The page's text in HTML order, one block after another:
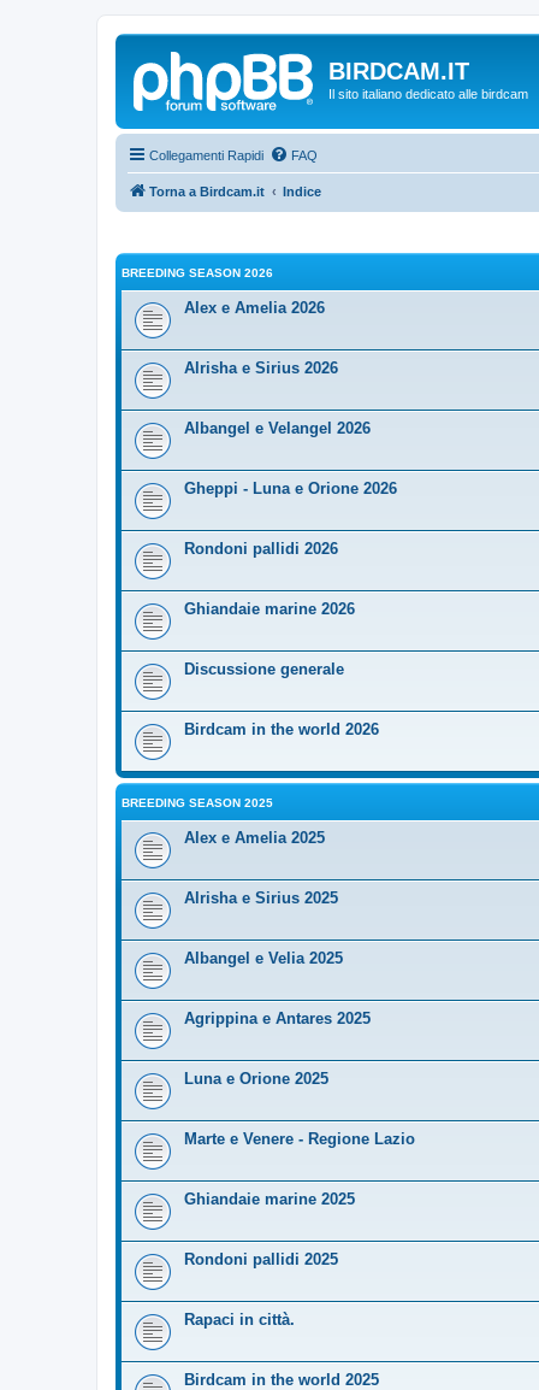
BIRDCAM.IT
Il sito italiano dedicato alle birdcam
Collegamenti Rapidi FAQ
Torna a Birdcam.it Indice
BREEDING SEASON 2026
Alex e Amelia 2026
Alrisha e Sirius 2026
Albangel e Velangel 2026
Gheppi - Luna e Orione 2026
Rondoni pallidi 2026
Ghiandaie marine 2026
Discussione generale
Birdcam in the world 2026
BREEDING SEASON 2025
Alex e Amelia 2025
Alrisha e Sirius 2025
Albangel e Velia 2025
Agrippina e Antares 2025
Luna e Orione 2025
Marte e Venere - Regione Lazio
Ghiandaie marine 2025
Rondoni pallidi 2025
Rapaci in città.
Birdcam in the world 2025